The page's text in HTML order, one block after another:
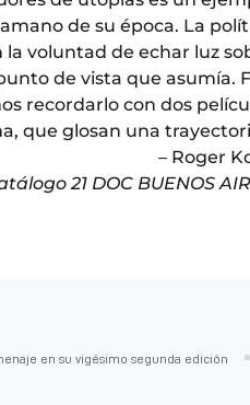
de su época. La
voluntad de echar luz
de vista que asumía.
recordarlo con dos
que glosan una
– Roger
21 DOC BUENOS
en su vigésimo segunda edición